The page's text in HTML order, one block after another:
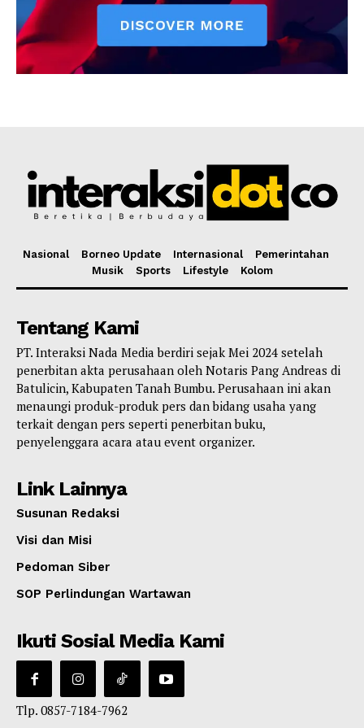
Nasional Borneo Update Internasional
Pemerintahan
Musik
Sports Lifestyle Kolom
Tentang Kami
PT. Interaksi Nada Media berdiri sejak Mei 2024 setelah
penerbitan akta perusahaan oleh Notaris Pang Andreas di
Batulicin, Kabupaten Tanah Bumbu. Perusahaan ini akan
menaungi produk-produk pers dan bidang usaha yang
terkait dengan pers seperti penerbitan buku,
penyelenggara acara atau event organizer.
Link Lainnya
Susunan Redaksi
Visi dan Misi
Pedoman Siber
SOP Perlindungan Wartawan
Ikuti Sosial Media Kami
Tlp. 0857-7184-7962